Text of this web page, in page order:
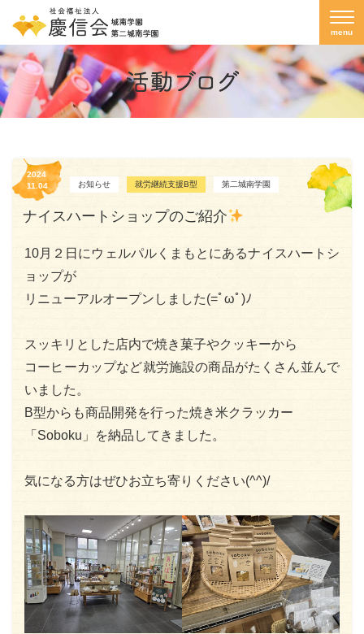
2024
11.04
お知らせ 就労継続支援B型 第二城南学園
ナイスハートショップのご紹介
10月２日にウェルパルくまもとにあるナイスハートシ
ョップが
リニューアルオープンしました(=ﾟωﾟ)ﾉ
スッキリとした店内で焼き菓子やクッキーから
コーヒーカップなど就労施設の商品がたくさん並んで
いました。
B型からも商品開発を行った焼き米クラッカー
「Soboku」を納品してきました。
気になる方はぜひお立ち寄りください(^^)/
menu